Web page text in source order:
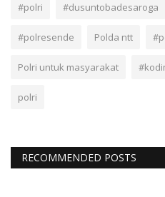
#polri #dusuntobadesaroga
#polresende Polda ntt
Polri untuk masyarakat
polri
RECOMMENDED POSTS